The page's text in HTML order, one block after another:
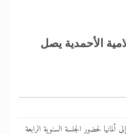
الأحمدية يصل
لحضور الجلسة السنوية الرابعة